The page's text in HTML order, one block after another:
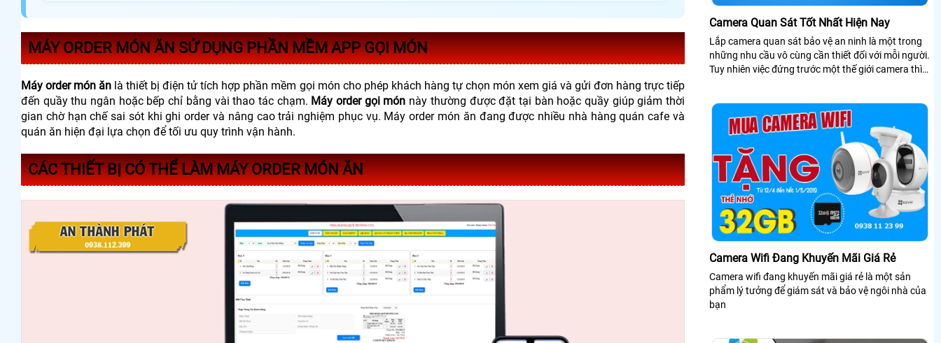
MÁY ORDER MÓN ĂN SỬ DỤNG PHẦN MỀM APP GỌI MÓN
Máy order món ăn là thiết bị điện tử tích hợp phần mềm gọi món cho phép khách hàng tự chọn món xem giá và gửi đơn hàng trực tiếp
đến quầy thu ngân hoặc bếp chỉ bằng vài thao tác chạm. Máy order gọi món này thường đượcđặt tại bàn hoặc quầy giúp giảm thời
gian chờ hạn chế sai sót khi ghi order và nâng cao trải nghiệm phục vụ. Máy order món ăn đang được nhiều nhà hàng quán cafe và
quán ăn hiện đại lựa chọn để tối ưu quy trình vận hành.
CÁC THIẾT BỊ CÓ THỂ LÀM MÁY ORDER MÓN ĂN
Camera Quan Sát Tốt Nhất Hiện Nay
Lắp camera quan sát bảo vệ an ninh là một trong
những nhu cầu vô cùng cần thiết đối với mỗi người.
Tuy nhiên việc đứng trước một thế giới camera thì
đảm bảo được chất lượng
Camera Wifi Đang Khuyến Mãi Giá Rẻ
Camera wifi đang khuyến mãi giá rẻ là một sản
phẩm lý tưởng để giám sát và bảo vệ ngôi nhà của
bạn